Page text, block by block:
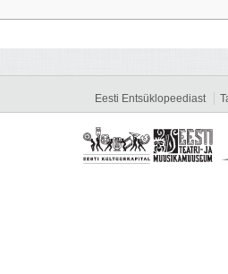
Eesti Entsüklopeediast